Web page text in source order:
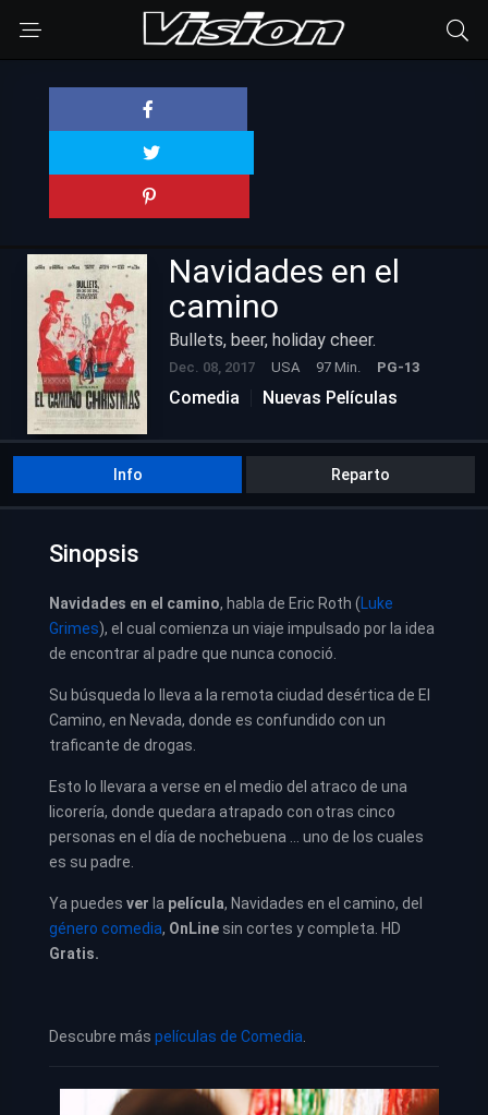
Navidades en el
camino
Bullets, beer, holiday cheer.
Dec. 08, 2017 USA 97 Min. PG-13
Comedia Nuevas Películas
Info Reparto
Sinopsis
Navidades en el camino, habla de Eric Roth (Luke
Grimes), el cual comienza un viaje impulsado por la idea
de encontrar al padre que nunca conoció.
Su búsqueda lo lleva a la remota ciudad desértica de El
Camino, en Nevada, donde es confundido con un
traficante de drogas.
Esto lo llevara a verse en el medio del atraco de una
licorería, donde quedara atrapado con otras cinco
personas en el día de nochebuena … uno de los cuales
es su padre.
Ya puedes ver la película, Navidades en el camino, del
género comedia, OnLine sin cortes y completa. HD
Gratis.
Descubre más películas de Comedia.